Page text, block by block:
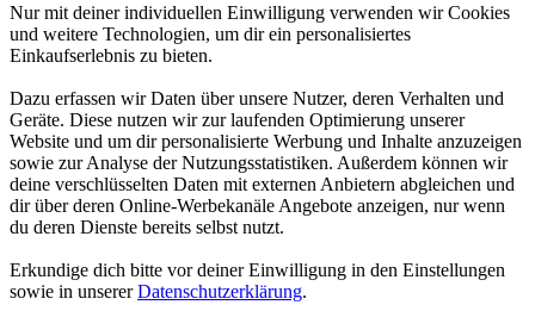
Nur mit deiner individuellen Einwilligung verwenden wir Cookies
und weitere Technologien, um dir ein personalisiertes
Einkaufserlebnis zu bieten.
Dazu erfassen wir Daten über unsere Nutzer, deren Verhalten und
Geräte. Diese nutzen wir zur laufenden Optimierung unserer
Website und um dir personalisierte Werbung und Inhalte anzuzeigen
sowie zur Analyse der Nutzungsstatistiken. Außerdem können wir
deine verschlüsselten Daten mit externen Anbietern abgleichen und
dir über deren Online-Werbekanäle Angebote anzeigen, nur wenn
du deren Dienste bereits selbst nutzt.
Erkundige dich bitte vor deiner Einwilligung in den Einstellungen
sowie in unsererDatenschutzerklärung.